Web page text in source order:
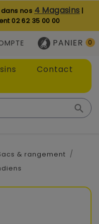
nos 4 Magasins |
02 62 35 00 00
PANIER 0
Contact

& rangement